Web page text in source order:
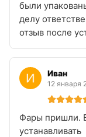
были
делу
отзыв после
Иван
12 января
Фары пришли.
устанавливать